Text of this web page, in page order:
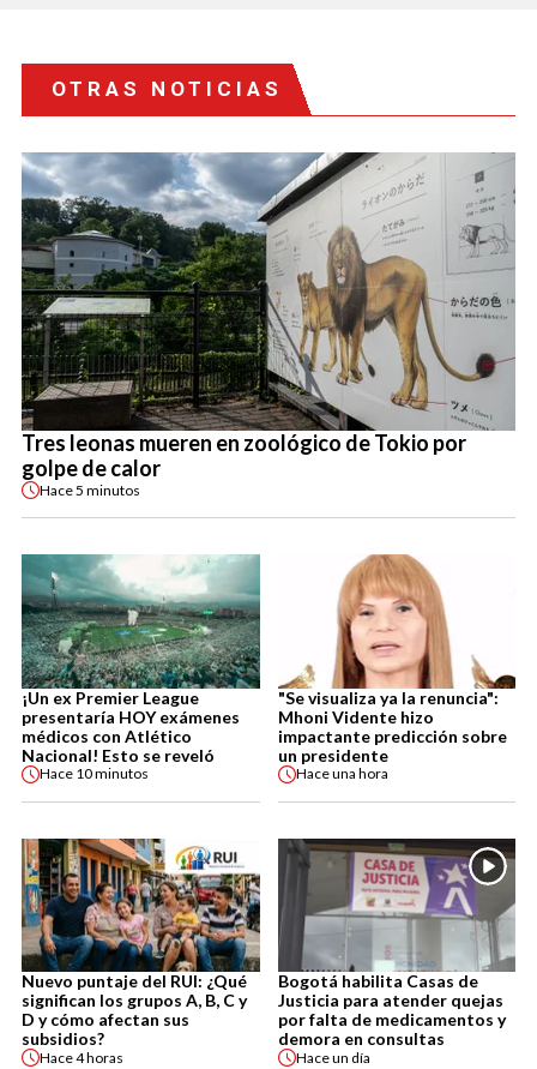
OTRAS NOTICIAS
Tres leonas mueren en zoológico de Tokio por
golpe de calor
Hace5 minutos
¡Un ex Premier League
presentaría HOY exámenes
médicos con Atlético
Nacional! Esto se reveló
Hace 10 minutos
"Se visualiza ya la renuncia":
Mhoni Vidente hizo
impactante predicción sobre
un presidente
Haceuna hora
Nuevo puntaje del RUI: ¿Qué
significan los grupos A, B, C y
D y cómo afectan sus
subsidios?
Hace4 horas
Bogotá habilita Casas de
Justicia para atender quejas
por falta de medicamentos y
demora en consultas
Haceun día